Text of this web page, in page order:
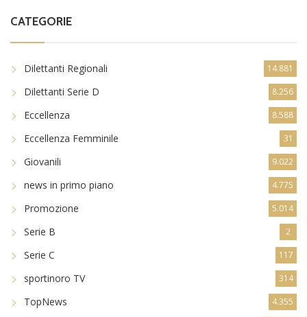
CATEGORIE
Dilettanti Regionali 14.881
Dilettanti Serie D 8.256
Eccellenza 8.588
Eccellenza Femminile 31
Giovanili 9.022
news in primo piano 4.775
Promozione 5.014
Serie B 2
Serie C 117
sportinoro TV 314
TopNews 4.355